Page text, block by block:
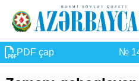
PDF çap №